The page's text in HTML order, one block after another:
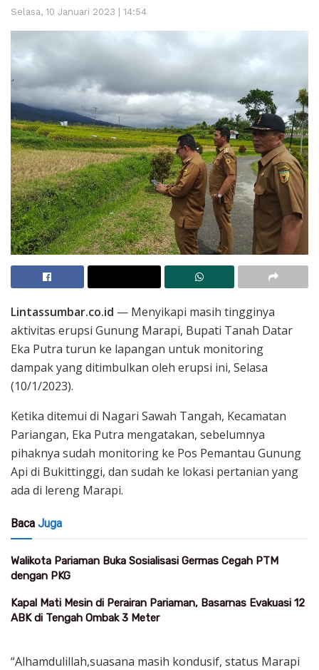
Selasa, 10 Januari 2023 | 14:54
Lintassumbar.co.id — Menyikapi masih tingginya
aktivitas erupsi Gunung Marapi, Bupati Tanah Datar
Eka Putra turun ke lapangan untuk monitoring
dampak yang ditimbulkan oleh erupsi ini, Selasa
(10/1/2023).
Ketika ditemui di Nagari Sawah Tangah, Kecamatan
Pariangan, Eka Putra mengatakan, sebelumnya
pihaknya sudah monitoring ke Pos Pemantau Gunung
Api di Bukittinggi, dan sudah ke lokasi pertanian yang
ada di lereng Marapi.
Baca Juga
Walikota Pariaman Buka Sosialisasi Germas Cegah PTM
dengan PKG
Kapal Mati Mesin di Perairan Pariaman, Basarnas Evakuasi 12
ABK di Tengah Ombak 3 Meter
“Alhamdulillah,suasana masih kondusif, status Marapi